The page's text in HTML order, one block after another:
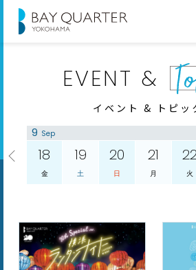
EVENT &
イベント & トピッ
9 Sep
18
金
19
土
20
日
21
月 火